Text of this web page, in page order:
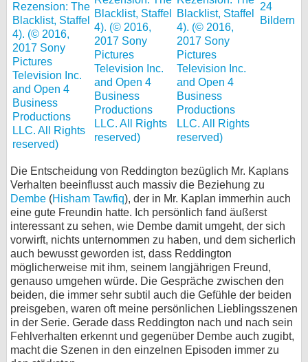
24
Bildern
Die Entscheidung von Reddington bezüglich Mr. Kaplans
Verhalten beeinflusst auch massiv die Beziehung zu
Dembe (Hisham Tawfiq), der in Mr. Kaplan immerhin auch
eine gute Freundin hatte. Ich persönlich fand äußerst
interessant zu sehen, wie Dembe damit umgeht, der sich
vorwirft, nichts unternommen zu haben, und dem sicherlich
auch bewusst geworden ist, dass Reddington
möglicherweise mit ihm, seinem langjährigen Freund,
genauso umgehen würde. Die Gespräche zwischen den
beiden, die immer sehr subtil auch die Gefühle der beiden
preisgeben, waren oft meine persönlichen Lieblingsszenen
in der Serie. Gerade dass Reddington nach und nach sein
Fehlverhalten erkennt und gegenüber Dembe auch zugibt,
macht die Szenen in den einzelnen Episoden immer zu